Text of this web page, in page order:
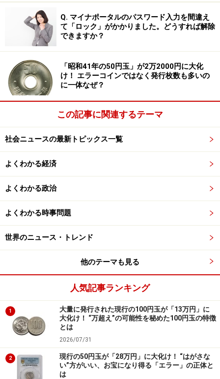
す。
このようにして、しばらく2月4日の中に納まっていた立
春の日が2021年には2月3日へ移りました。これに伴い、
節分も立春の日の前日の2月2日になったのです。
▽参考記事
二十四節気とは…「二十四節気」の基礎知識と一覧
▽参考サイト
秋分の日が動き出す／国立天文台
【関連記事】
恵方巻きの方角、2021年節分は？由来・食べ方・ル
ールを知り開運！
節分の豆まきに落花生・ピーナッツはアリ？大豆に
節分の豆入れを製作！色画用紙や折り紙で豆まき箱
を手作り
※記事内容は執筆時点のものです。最新の内容をご確認くださ
い。
Q. マイナポータルのパスワード入力を間違え
て「ロック」がかかりました。どうすれば解除
できますか？
「昭和41年の50円玉」が2万2000円に大化
け！ エラーコインではなく発行枚数も多いの
に一体なぜ？
この記事に関連するテーマ
社会ニュースの最新トピックス一覧
よくわかる経済
よくわかる政治
よくわかる時事問題
世界のニュース・トレンド
他のテーマも見る
人気記事ランキング
1
大量に発行された現行の100円玉が「13万円」に
大化け！ “万超え”の可能性を秘めた100円玉の特徴
とは
2026/07/31
2
現行の50円玉が「28万円」に大化け！ “はがさな
い”方がいい、お宝になり得る「エラー」の正体と
は